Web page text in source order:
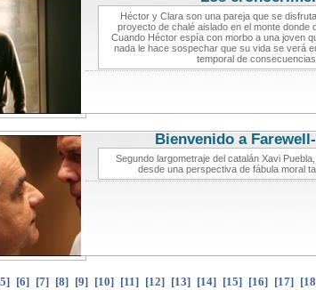
Héctor y Clara son una pareja que se
proyecto de chalé aislado en el monte donde
Cuando Héctor espía con morbo a una joven
nada le hace sospechar que su vida se verá
temporal de
Bienvenido a
Segundo largometraje del catalán Xavi
desde una perspectiva de fábula moral
5] [6] [7] [8] [9] [10] [11] [12] [13] [14] [15] [16] [17] [18